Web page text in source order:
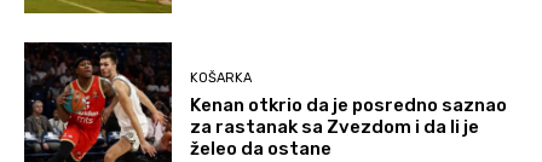
KOŠARKA
Kenan otkrio da je posredno saznao
za rastanak sa Zvezdom i da li je
želeo da ostane